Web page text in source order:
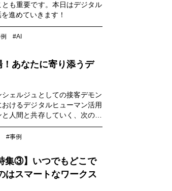
も重要です。本日はデジタル
進めていきます！
#AI
あなたに寄り添うデ
ェルジュとしての接客デモン
けるデジタルヒューマン活用
人間と共存していく、次のフ
#事例
集③】いつでもどこで
はスマートなワークス